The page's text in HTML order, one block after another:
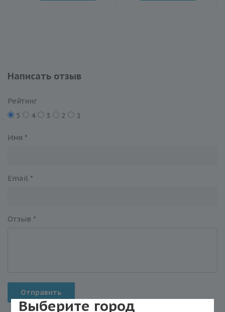
Выберите город
Написать отзыв
Рейтинг
5
4 3 2 1
Имя *
Email *
Отзыв *
Отправить